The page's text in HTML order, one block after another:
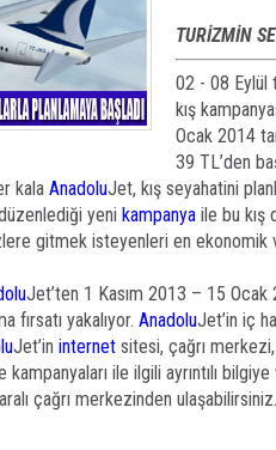
TURİZMİN
02 - 08 Eylül
kış
Ocak 2014
39 TL’den
kala AnadoluJet, kış seyahatini
yeni kampanya ile bu kış
gitmek isteyenleri en ekonomik
Jet’ten 1 Kasım 2013 – 15
fırsatı yakalıyor. AnadoluJet’in iç
Jet’in internet sitesi, çağrı
kampanyaları ile ilgili ayrıntılı
çağrı merkezinden ulaşabilirsiniz.